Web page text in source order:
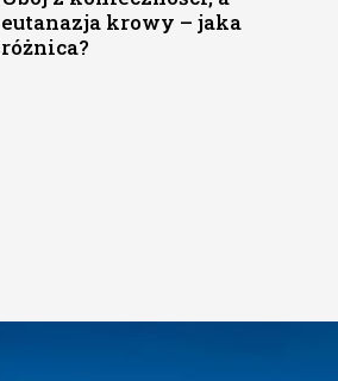
eutanazja krowy – jaka
różnica?